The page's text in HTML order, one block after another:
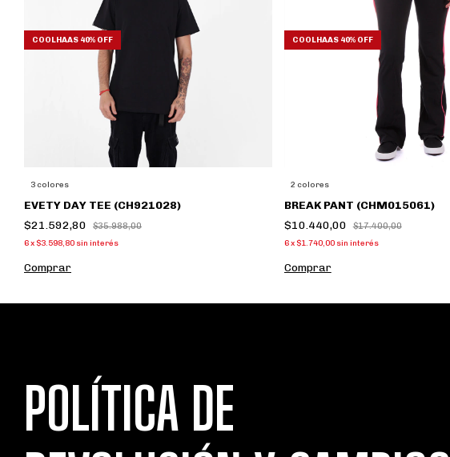
COOLHAAS 40% OFF
3 colores
EVETY DAY TEE (CH921028)
$21.592,80
$35.988,00
6x $3.598,80 sin interés
Comprar
COOLHAAS 40% OFF
2 colores
BREAK PANT (CHM015061)
$10.440,00
$17.400,00
6x $1.740,00 sin interés
Comprar
POLÍTICA DE